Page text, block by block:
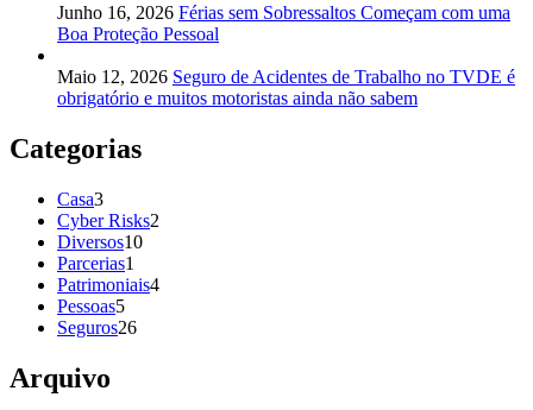
Junho 16, 2026 Férias sem Sobressaltos Começam com uma
Boa Proteção Pessoal
Maio 12, 2026 Seguro de Acidentes de Trabalho no TVDE é
obrigatório e muitos motoristas ainda não sabem
Categorias
Casa3
Cyber Risks2
Diversos10
Parcerias1
Patrimoniais4
Pessoas5
Seguros26
Arquivo